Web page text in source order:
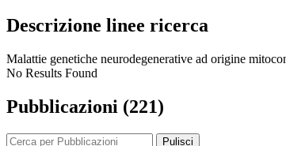
Descrizione linee ricerca
Malattie genetiche neurodegenerative ad origine
No Results Found
Pubblicazioni (221)
Pulisci